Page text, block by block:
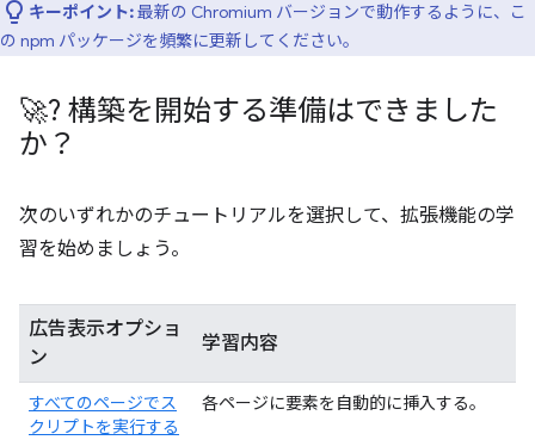
キーポイント:最新の Chromium バージョンで動作するように、こ
の npm パッケージを頻繁に更新してください。
🚀? 構築を開始する準備はできました
か？
次のいずれかのチュートリアルを選択して、拡張機能の学
習を始めましょう。
広告表示オプショ
ン
学習内容
すべてのページでス
クリプトを実行する
各ページに要素を自動的に挿入する。